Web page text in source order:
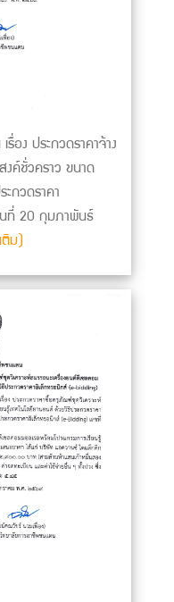
อง ประกวดราคาจ้าง
งค์ชั่วคราว ขนาด
กวดราคา
ที่ 20 กุมภาพันธ์
ม)